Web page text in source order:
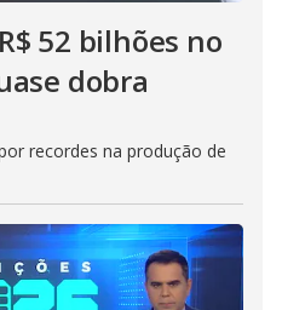
52 bilhões no
dobra
recordes na produção de